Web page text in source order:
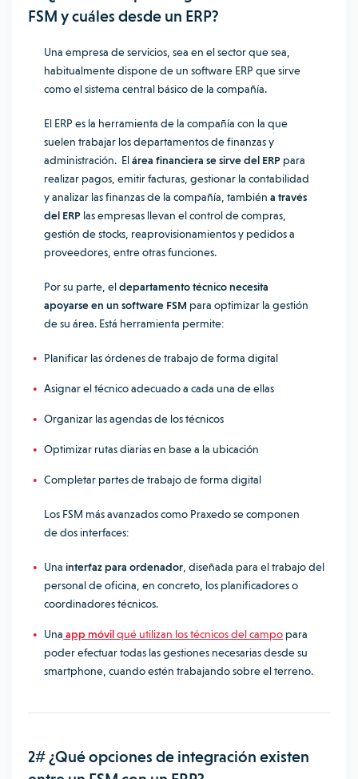
FSM y cuáles desde un ERP?
Una empresa de servicios, sea en el sector que sea,
habitualmente dispone de un software ERP que sirve
como el sistema central básico de la compañía.
El ERP es la herramienta de la compañía con la que
suelen trabajar los departamentos de finanzas y
administración. Elárea financiera se sirve del ERP para
realizar pagos, emitir facturas, gestionar la contabilidad
y analizar las finanzas de la compañía, también a través
del ERP las empresas llevan el control de compras,
gestión de stocks, reaprovisionamientos y pedidos a
proveedores, entre otras funciones.
Por su parte, eldepartamento técnico necesita
apoyarse en un software FSM para optimizar la gestión
de su área. Está herramienta permite:
Planificar las órdenes de trabajo de forma digital
Asignar el técnico adecuado a cada una de ellas
Organizar las agendas de los técnicos
Optimizar rutas diarias en base a la ubicación
Completar partes de trabajo de forma digital
Los FSM más avanzados como Praxedo se componen
de dos interfaces:
Una interfaz para ordenador , diseñada para el trabajo del
personal de oficina, en concreto, los planificadores o
coordinadores técnicos.
Una app móvilqué utilizan los técnicos del campo para
poder efectuar todas las gestiones necesarias desde su
smartphone, cuando estén trabajando sobre el terreno.
2# ¿Qué opciones de integración existen